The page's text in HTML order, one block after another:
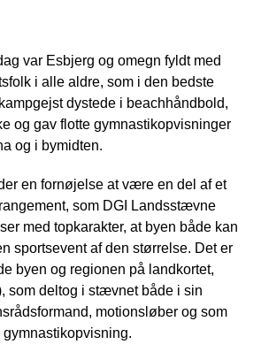
var Esbjerg og omegn fyldt med
i alle aldre, som i den bedste
dystede i beachhåndbold,
og gav flotte gymnastikopvisninger
og i bymidten.
en fornøjelse at være en del af et
som DGI Landsstævne
med topkarakter, at byen både kan
sportsevent af den størrelse. Det er
byen og regionen på landkortet,
som deltog i stævnet både i sin
motionsløber og som